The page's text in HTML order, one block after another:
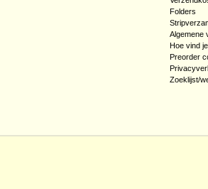
Folders
Algemene
Hoe vind
Preorder
Zoeklijst/